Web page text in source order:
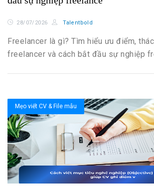
28/07/2026 Talentbold
Freelancer là gì? Tìm hiểu ưu điểm,
freelancer và cách bắt đầu sự nghiệp
Mẹo viết CV & File mẫu